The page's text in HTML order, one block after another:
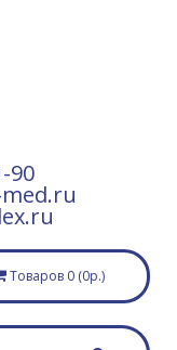
90
Товаров 0 (0р.)